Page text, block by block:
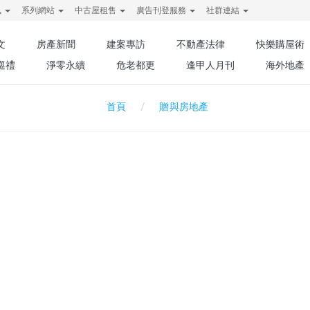
系列網站 中古屋租售 廣告刊登服務 社群連結
房產新聞 建案專訪 不動產法律 快樂購屋術
禮
淨零永續 危老都更 逢甲人月刊 海外地產
首頁 贈與房地產